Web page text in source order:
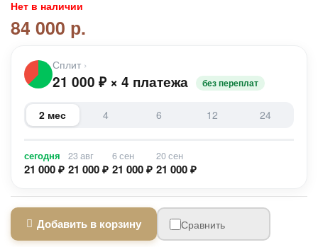
Нет в наличии
84 000 р.
Сплит ›
21 000 ₽ × 4 платежа без переплат
2 мес 4 6 12 24
сегодня
21 000 ₽
23 авг
21 000 ₽
6 сен
21 000 ₽
20 сен
21 000 ₽
Добавить в корзину Сравнить